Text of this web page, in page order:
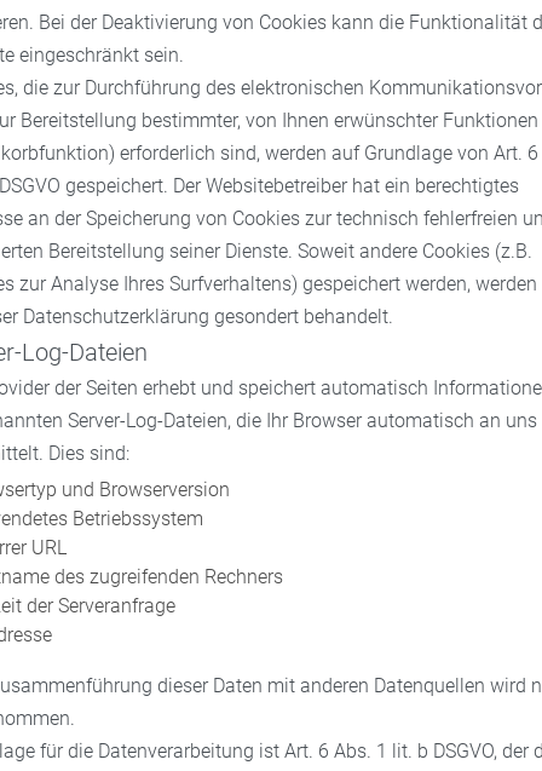
Bei der Deaktivierung von Cookies kann die Funktionalität
eingeschränkt sein.
die zur Durchführung des elektronischen
Bereitstellung bestimmter, von Ihnen erwünschter Funktionen
erforderlich sind, werden auf Grundlage von Art. 6
gespeichert. Der Websitebetreiber hat ein berechtigtes
an der Speicherung von Cookies zur technisch fehlerfreien
Bereitstellung seiner Dienste. Soweit andere Cookies (z.B.
zur Analyse Ihres Surfverhaltens) gespeichert werden, werden
Datenschutzerklärung gesondert behandelt.
Log-Dateien
der Seiten erhebt und speichert automatisch
Server-Log-Dateien, die Ihr Browser automatisch an uns
Dies sind:
und Browserversion
Betriebssystem
URL
des zugreifenden Rechners
der Serveranfrage
dieser Daten mit anderen Datenquellen wird
für die Datenverarbeitung ist Art. 6 Abs. 1 lit. b DSGVO, der